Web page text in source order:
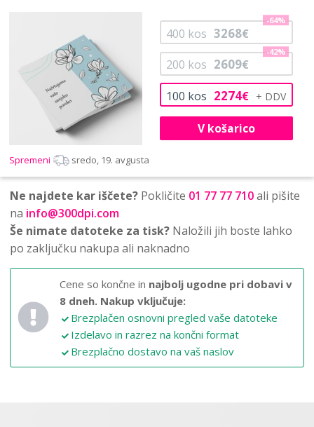
100 kos 2274€
200 kos 2609€
-42%
400 kos 3268€
-64%
V košarico
Spremeni sredo, 19. avgusta
Ne najdete kar iščete? Pokličite 01 77 77 710ali pišite
na info@300dpi.com
Še nimate datoteke za tisk? Naložili jih boste lahko
po zaključku nakupa ali naknadno
Cene so končne in najbolj ugodne pri dobavi v
8 dneh. Nakup vključuje:
Brezplačen osnovni pregled vaše datoteke
Izdelavo in razrez na končni format
Brezplačno dostavo na vaš naslov